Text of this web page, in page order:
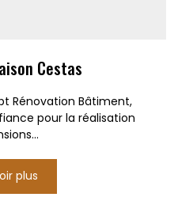
Cestas
Rénovation Bâtiment,
pour la réalisation
plus